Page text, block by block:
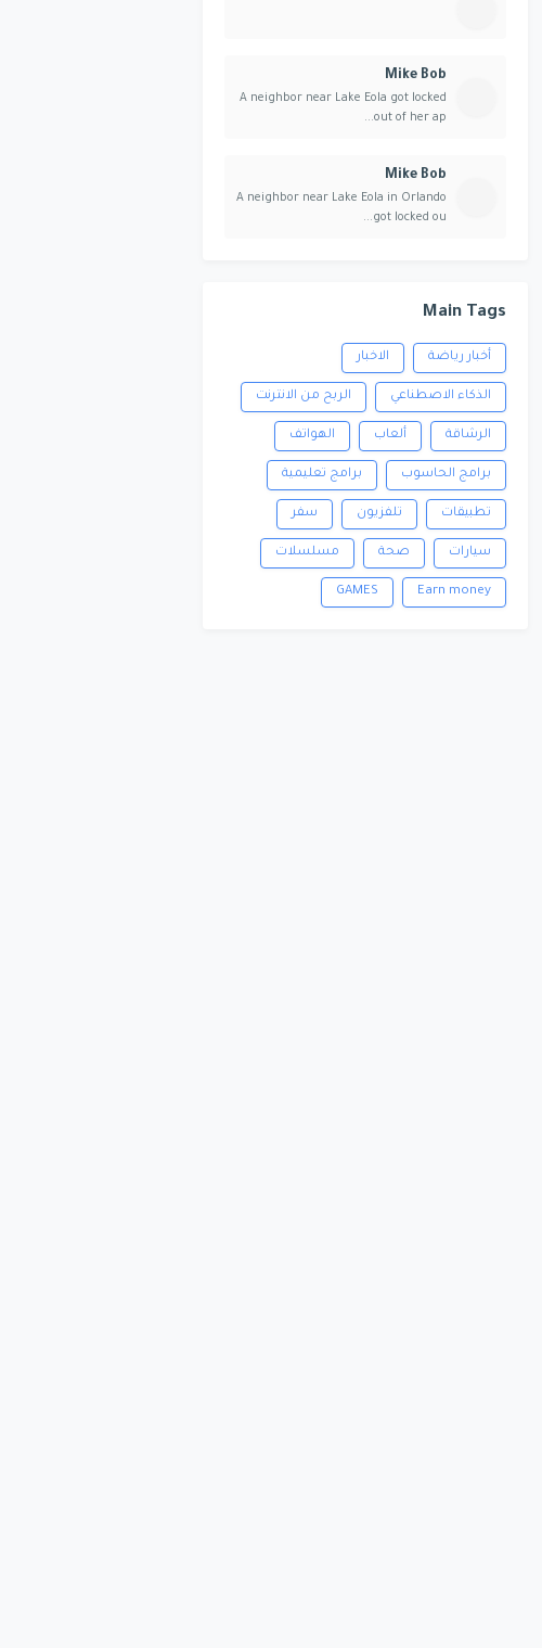
Mike Bob
A neighbor near Lake Eola got locked
out of her ap...
Mike Bob
A neighbor near Lake Eola in Orlando
got locked ou...
Main Tags
أخبار رياضة الاخبار
الذكاء الاصطناعي الربح من الانترنت
الرشاقة ألعاب الهواتف
برامج الحاسوب برامج تعليمية
تطبيقات تلفزيون سفر
سيارات صحة مسلسلات
Earn money
GAMES